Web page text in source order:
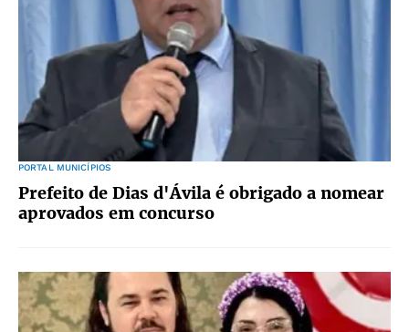
PORTAL MUNICÍPIOS
Prefeito de Dias d'Ávila é obrigado a nomear
aprovados em concurso